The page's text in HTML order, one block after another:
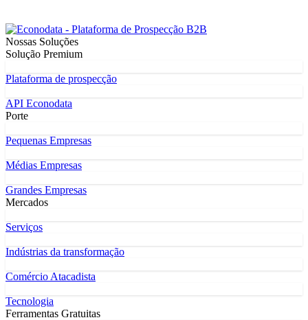
Nossas Soluções
Solução Premium
Plataforma de prospecção
API Econodata
Porte
Pequenas Empresas
Médias Empresas
Grandes Empresas
Mercados
Serviços
Indústrias da transformação
Comércio Atacadista
Tecnologia
Ferramentas Gratuitas